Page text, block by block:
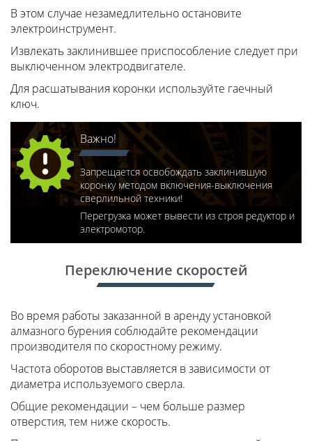
В этом случае незамедлительно остановите
электроинструмент.
Извлекать заклинившее приспособление следует при
выключенном электродвигателе.
Для расшатывания коронки используйте гаечный
ключ.
Важно!
Запрещается освобождать заклинившую
коронку методом включения-выключения
сверлильной техники!
Перегрузка может вывести из строя редуктор и
электромотор.
Переключение скоростей
Во время работы заказанной в аренду установкой
алмазного бурения соблюдайте рекомендации
производителя по скоростному режиму.
Частота оборотов выставляется в зависимости от
диаметра используемого сверла.
Общие рекомендации – чем больше размер
отверстия, тем ниже скорость.